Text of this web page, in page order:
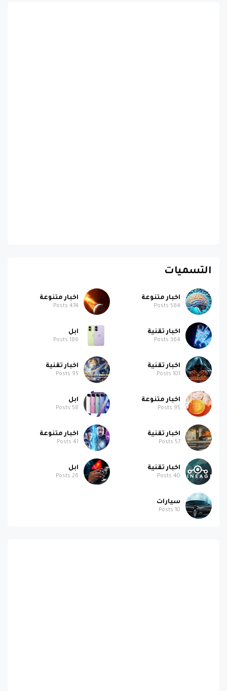
التسميات
اخبار متنوعة
584
اخبار متنوعة
474
اخبار تقنية
364
ابل
186
اخبار تقنية
101
اخبار تقنية
95
اخبار متنوعة
95
ابل
58
اخبار تقنية
57
اخبار متنوعة
41
اخبار تقنية
40
ابل
26
سيارات
10